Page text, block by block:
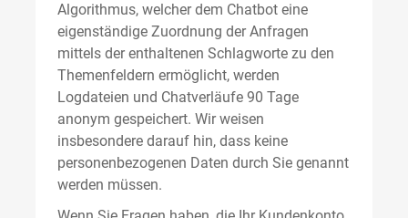
Algorithmus, welcher dem Chatbot eine
eigenständige Zuordnung der Anfragen
mittels der enthaltenen Schlagworte zu den
Themenfeldern ermöglicht, werden
Logdateien und Chatverläufe 90 Tage
anonym gespeichert. Wir weisen
insbesondere darauf hin, dass keine
personenbezogenen Daten durch Sie genannt
werden müssen.